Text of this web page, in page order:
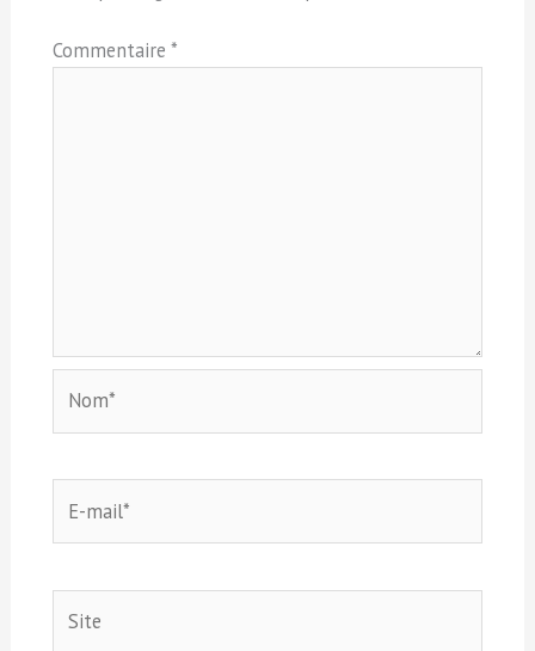
Commentaire *
mail*